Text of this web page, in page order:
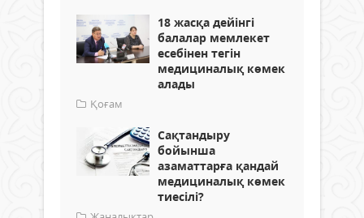
18 жасқа дейінгі
балалар мемлекет
есебінен тегін
медициналық көмек
алады
Қоғам
Сақтандыру
бойынша
азаматтарға қандай
медициналық көмек
тиесілі?